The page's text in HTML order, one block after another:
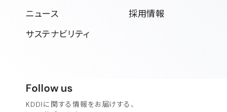
ニュース
サステナビリティ
採用情報
Follow usフォローアス
KDDIに関する情報をお届けする、